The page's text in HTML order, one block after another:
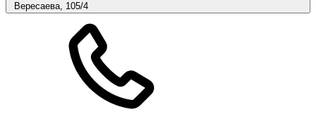
Вересаева, 105/4